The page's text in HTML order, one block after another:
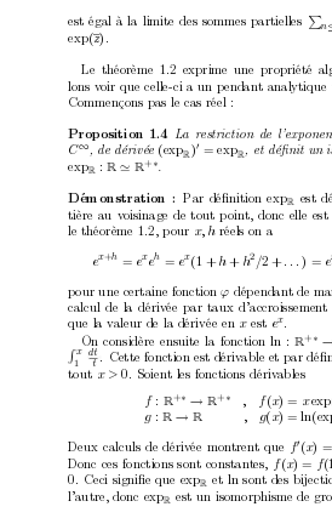
est égal à la limite des sommes partielles Pn
exp(z)
Le théorème 1.2 exprime une propriété
lons voir que celle-ci a un pendant analytique
Commençons pas le cas réel :
Proposition 1.4 La restriction de l’exp
C∞ , de dérivée (exp R )0 = expR , et déﬁnit un
expR :R'R + ∗
Démonstration : Par déﬁnition exp R est
tière au voisinage de tout point, donc elle est
le théorème 1.2, pour x, h réels on a
ex+h = exeh = ex(1 + h+ h2 /2 + . . . ) = e
pour une certaine fonction ϕ dépendant de
calcul de la dérivée par taux
que la valeur de la dérivée en xest ex.
On considère ensuite la fonction ln : R + ∗
Rx
1
dt
t . Cette fonction est dérivable et par
tout x > 0 Soient les fonctions dérivables
f : R +∗ →R + ∗ , f(x) = x
g :R→R , g( x) =
Deux calculs de dérivée montrent que f0 (x) =
Donc ces fonctions sont constantes, f(x) = f
0. Ceci signiﬁe que exp Ret ln sont des
l’autre, donc exp Rest un isomorphisme de